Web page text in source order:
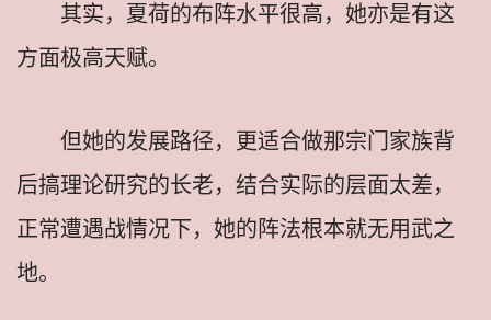
其实，夏荷的布阵水平很高，她亦是有这
方面极高天赋。
但她的发展路径，更适合做那宗门家族背
后搞理论研究的长老，结合实际的层面太差，
正常遭遇战情况下，她的阵法根本就无用武之
地。